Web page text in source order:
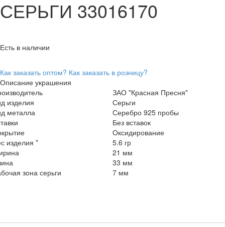
СЕРЬГИ 33016170
Есть в наличии
Как заказать оптом? Как заказать в розницу?
Описание украшения
ЗАО "Красная Пресня"
изделия
Серьги
металла
Серебро 925 пробы
Без вставок
Оксидирование
изделия *
5.6 гр
21 мм
33 мм
зона серьги
7 мм